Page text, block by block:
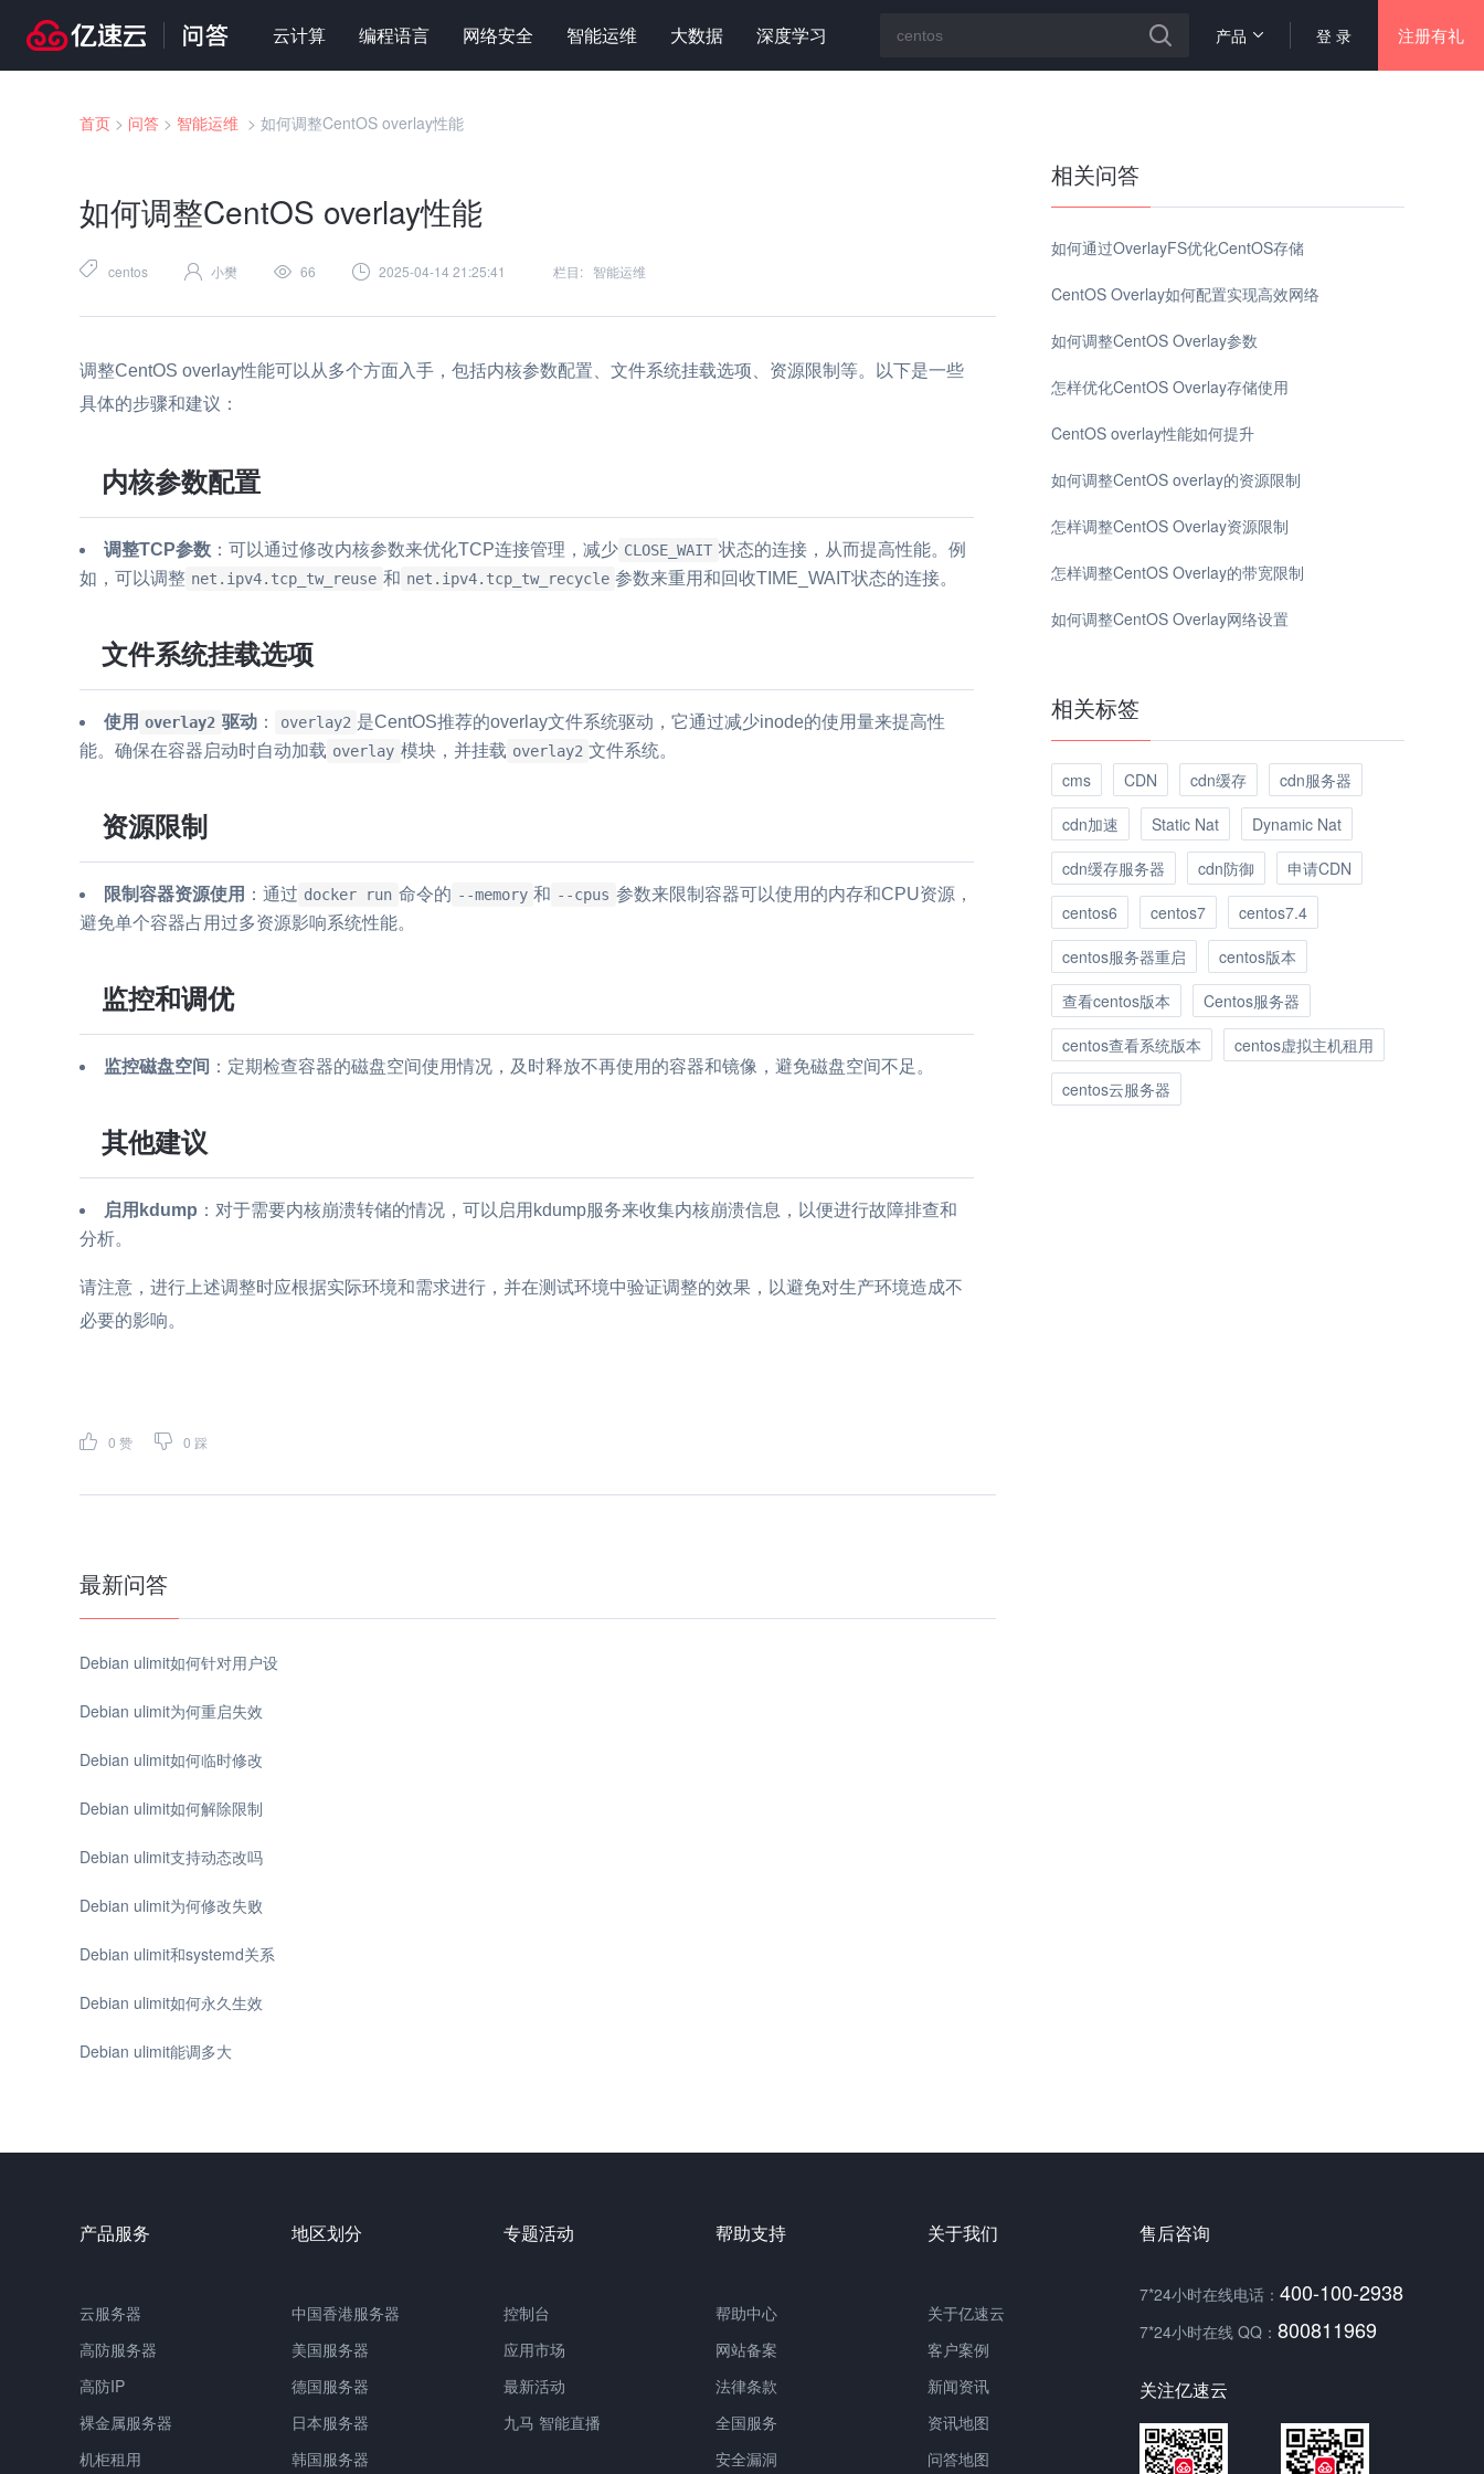
云计算 编程语言 网络安全 智能运维 大数据 深度学习 登 录 注册有礼
产品
首页 > 问答 > 智能运维 > 如何调整CentOS overlay性能
如何调整CentOS overlay性能
centos 小樊 66 2025-04-14 21:25:41 栏目: 智能运维
调整CentOS overlay性能可以从多个方面入手，包括内核参数配置、文件系统挂载选项、资源限制等。以下是一些
具体的步骤和建议：
内核参数配置
调整TCP参数 ：可以通过修改内核参数来优化TCP连接管理，减少 CLOSE_WAIT 状态的连接，从而提高性能。例
如，可以调整 net.ipv4.tcp_tw_reuse 和 net.ipv4.tcp_tw_recycle 参数来重用和回收TIME_WAIT状态的连接。
文件系统挂载选项
使用 overlay2 驱动： overlay2 是CentOS推荐的overlay文件系统驱动，它通过减少inode的使用量来提高性
能。确保在容器启动时自动加载 overlay 模块，并挂载 overlay2 文件系统。
资源限制
限制容器资源使用 ：通过 docker run 命令的 --memory 和 --cpus 参数来限制容器可以使用的内存和CPU资源，
避免单个容器占用过多资源影响系统性能。
监控和调优
监控磁盘空间 ：定期检查容器的磁盘空间使用情况，及时释放不再使用的容器和镜像，避免磁盘空间不足。
其他建议
启用kdump ：对于需要内核崩溃转储的情况，可以启用kdump服务来收集内核崩溃信息，以便进行故障排查和
分析。
请注意，进行上述调整时应根据实际环境和需求进行，并在测试环境中验证调整的效果，以避免对生产环境造成不
必要的影响。
0 赞 0 踩
最新问答
Debian ulimit如何针对用户设
Debian ulimit为何重启失效
Debian ulimit如何临时修改
Debian ulimit如何解除限制
Debian ulimit支持动态改吗
Debian ulimit为何修改失败
Debian ulimit和systemd关系
Debian ulimit如何永久生效
Debian ulimit能调多大
相关问答
如何通过OverlayFS优化CentOS存储
CentOS Overlay如何配置实现高效网络
如何调整CentOS Overlay参数
怎样优化CentOS Overlay存储使用
CentOS overlay性能如何提升
如何调整CentOS overlay的资源限制
怎样调整CentOS Overlay资源限制
怎样调整CentOS Overlay的带宽限制
如何调整CentOS Overlay网络设置
相关标签
cms CDN cdn缓存
cdn服务器
cdn加速
Static Nat
Dynamic Nat
cdn缓存服务器
cdn防御
申请CDN
centos6
centos7
centos7.4
centos服务器重启
centos版本
查看centos版本
Centos服务器
centos查看系统版本
centos虚拟主机租用
centos云服务器
产品服务
云服务器
高防服务器
高防IP
裸金属服务器
机柜租用
地区划分
中国香港服务器
美国服务器
德国服务器
日本服务器
韩国服务器
专题活动
控制台
应用市场
最新活动
九马 智能直播
帮助支持
帮助中心
网站备案
法律条款
全国服务
安全漏洞
关于我们
关于亿速云
客户案例
新闻资讯
资讯地图
问答地图
售后咨询
7*24小时在线电话： 400-100-2938
7*24小时在线 QQ： 800811969
关注亿速云